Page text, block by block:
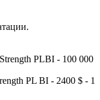
PLBI - 100 000
PL BI - 2400 $ - 1